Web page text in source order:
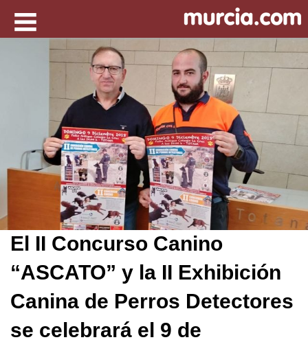
El II Concurso Canino
“ASCATO” y la II Exhibición
Canina de Perros Detectores
se celebrará el 9 de